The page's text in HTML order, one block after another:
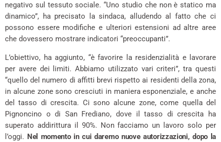
negativo sul tessuto sociale. “Uno studio che non è statico ma
dinamico”, ha precisato la sindaca, alludendo al fatto che ci
possono essere modifiche e ulteriori estensioni ad altre aree
che dovessero mostrare indicatori “preoccupanti”.
L’obiettivo, ha aggiunto, “è favorire la residenzialità e lavorare
per avere dei limiti. Abbiamo utilizzato vari criteri”, tra questi
“quello del numero di affitti brevi rispetto ai residenti della zona,
in alcune zone sono cresciuti in maniera esponenziale, e anche
del tasso di crescita. Ci sono alcune zone, come quella del
Pignoncino o di San Frediano, dove il tasso di crescita ha
superato addirittura il 90%. Non facciamo un lavoro solo per
l’oggi. Nel momento in cui daremo nuove autorizzazioni, dopo la